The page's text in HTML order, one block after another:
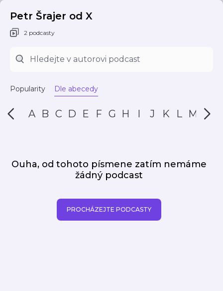
Petr Šrajer od X
2 podcasty
Popularity Dle abecedy
A B C D E F G H I J K L M N
Ouha, od tohoto písmene zatím nemáme
žádný podcast
PROCHÁZEJTE PODCASTY